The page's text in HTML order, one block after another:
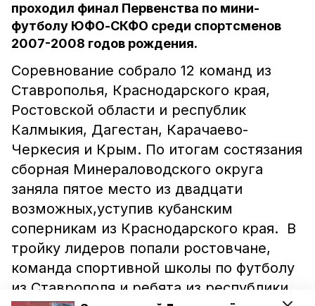
проходил финал Первенства по мини-
футболу ЮФО-СКФО среди спортсменов
2007-2008 годов рождения.
Соревнование собрало 12 команд из
Ставрополья, Краснодарского края,
Ростовской области и республик
Калмыкия, Дагестан, Карачаево-
Черкесия и Крым. По итогам состязания
сборная Минераловодского округа
заняла пятое место из двадцати
возможных,уступив кубанским
соперникам из Краснодарского края. В
тройку лидеров попали ростовчане,
команда спортивной школы по футболу
из Ставрополя и ребята из республики